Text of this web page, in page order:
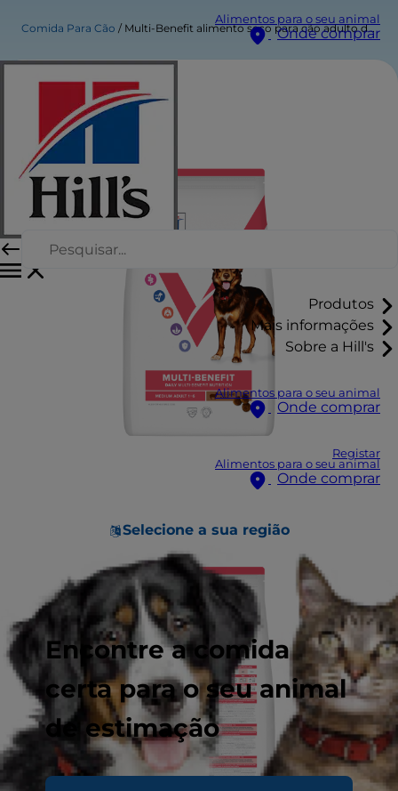
Alimentos para o seu animal
Onde comprar
Produtos
Mais informações
Sobre a Hill's
Alimentos para o seu animal
Onde comprar
Registar
Alimentos para o seu animal
Onde comprar
Selecione a sua região
Encontre a comida
certa para o seu animal
de estimação
Comida Para Cão Multi-Benefit alimento seco para cão adulto de raça média